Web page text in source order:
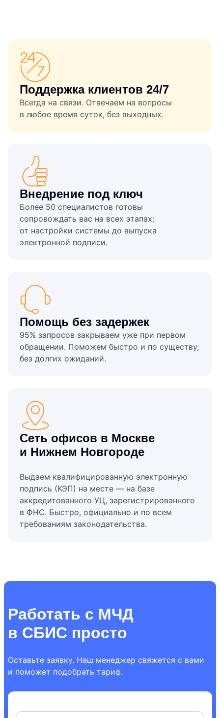
Поддержка клиентов 24/7
Всегда на связи. Отвечаем на вопросы
в любое время суток, без выходных.
Внедрение под ключ
Более 50 специалистов готовы
сопровождать вас на всех этапах:
от настройки системы до выпуска
электронной подписи.
Помощь без задержек
95% запросов закрываем уже при первом
обращении. Поможем быстро и по существу,
без долгих ожиданий.
Сеть офисов в Москве
и Нижнем Новгороде
Выдаем квалифицированную электронную
подпись (КЭП) на месте — на базе
аккредитованного УЦ, зарегистрированного
в ФНС. Быстро, официально и по всем
требованиям законодательства.
Работать с МЧД
в СБИС просто
Оставьте заявку. Наш менеджер свяжется с вами
и поможет подобрать тариф.